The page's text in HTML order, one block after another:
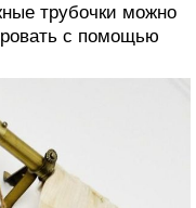
трубочки можно
с помощью